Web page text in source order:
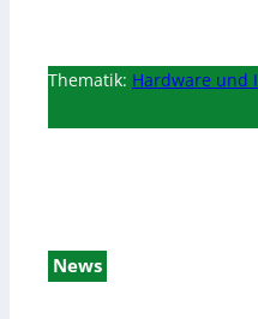
Thematik: Hardware und
News